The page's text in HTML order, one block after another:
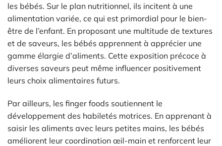
les bébés. Sur le plan nutritionnel, ils incitent à une
alimentation variée, ce qui est primordial pour le bien-
être de l’enfant. En proposant une multitude de textures
et de saveurs, les bébés apprennent à apprécier une
gamme élargie d’aliments. Cette exposition précoce à
diverses saveurs peut même influencer positivement
leurs choix alimentaires futurs.
Par ailleurs, les finger foods soutiennent le
développement des habiletés motrices. En apprenant à
saisir les aliments avec leurs petites mains, les bébés
améliorent leur coordination œil-main et renforcent leur